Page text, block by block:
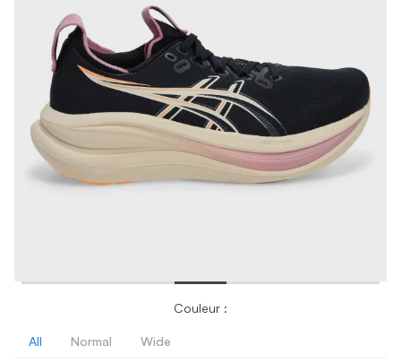
Couleur :
All Normal Wide